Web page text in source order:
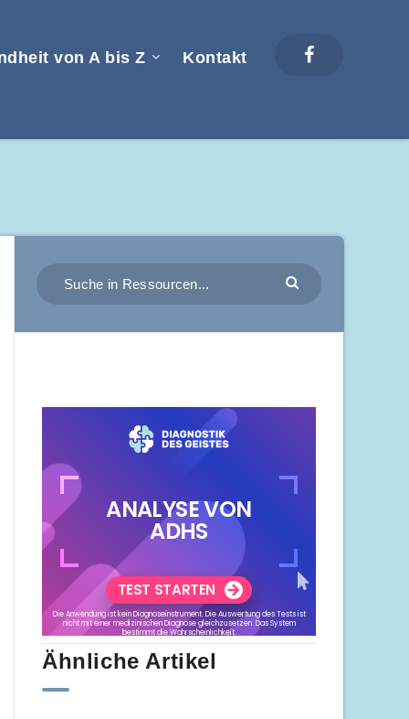
von A bis Z Kontakt
Ähnliche Artikel